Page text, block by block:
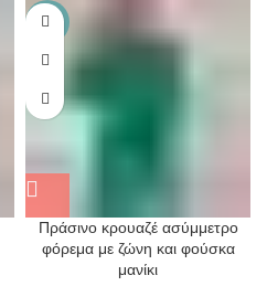
-60%
Πράσινο κρουαζέ ασύμμετρο
φόρεμα με ζώνη και φούσκα
μανίκι